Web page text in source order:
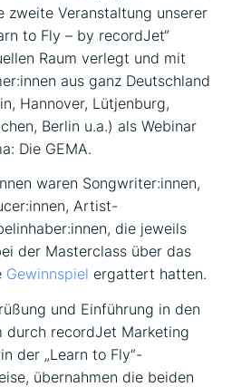
zweite Veranstaltung unserer
to Fly – by recordJet“
Raum verlegt und mit
aus ganz Deutschland
Hannover, Lütjenburg,
Berlin u.a.) als Webinar
Die GEMA.
waren Songwriter:innen,
Artist-
die jeweils
der Masterclass über das
Gewinnspiel ergattert hatten.
und Einführung in den
durch recordJet Marketing
der „Learn to Fly“-
übernahmen die beiden